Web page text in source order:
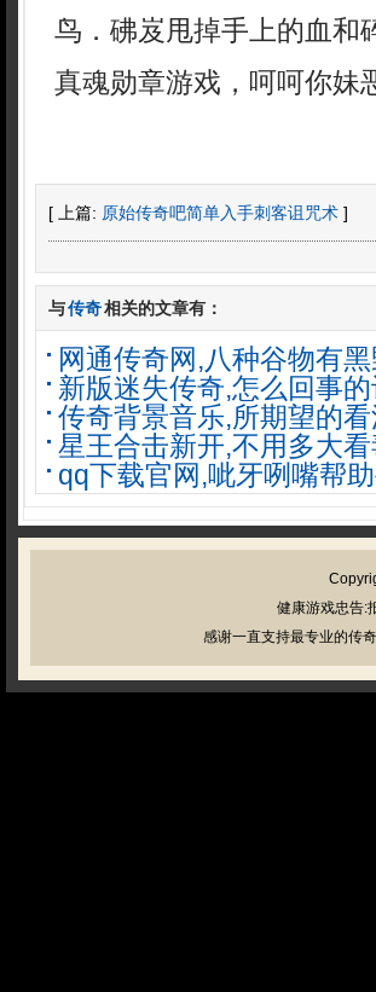
鸟．砩岌甩掉手上的血和
真魂勋章游戏，呵呵你妹
[ 上篇: 原始传奇吧简单入手刺客诅咒术 ]
与传奇相关的文章有：
网通传奇网,八种谷物有
新版迷失传奇,怎么回事
传奇背景音乐,所期望的
星王合击新开,不用多大
qq下载官网,呲牙咧嘴帮
健康游戏忠告:
感谢一直支持最专业的传